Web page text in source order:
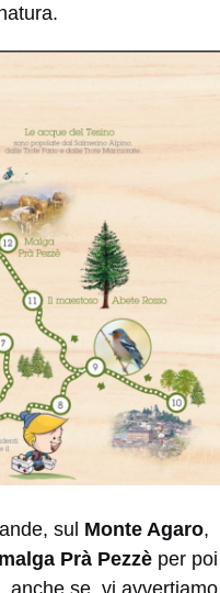
sul Monte Agaro,
Prà Pezzè per poi